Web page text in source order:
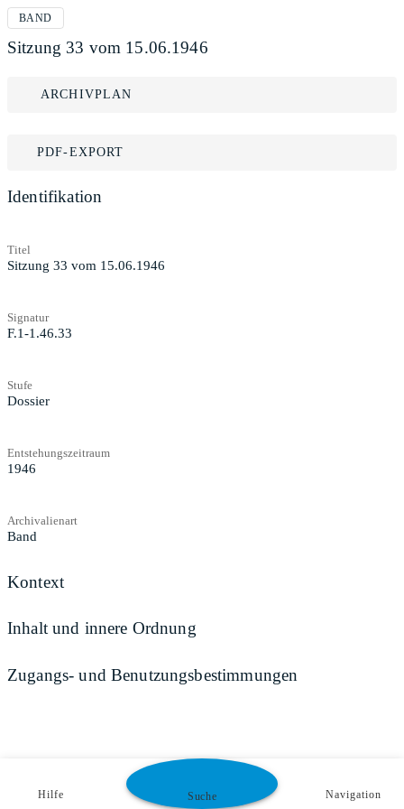
BAND
Sitzung 33 vom 15.06.1946
ARCHIVPLAN
PDF-EXPORT
Identifikation
Titel
Sitzung 33 vom 15.06.1946
Signatur
F.1-1.46.33
Stufe
Dossier
Entstehungszeitraum
1946
Archivalienart
Band
Kontext
Inhalt und innere Ordnung
Zugangs- und Benutzungsbestimmungen
Hilfe Suche Navigation